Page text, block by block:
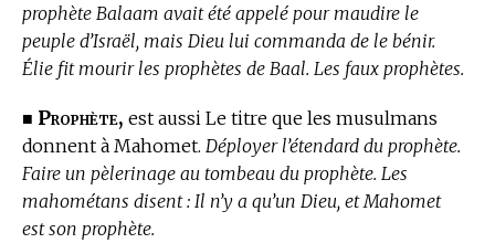
prophète Balaam avait été appelé pour maudire le
peuple d’Israël, mais Dieu lui commanda de le bénir.
Élie fit mourir les prophètes de Baal. Les faux prophètes.
■ Prophète, est aussi Le titre que les musulmans
donnent à Mahomet. Déployer l’étendard du prophète.
Faire un pèlerinage au tombeau du prophète. Les
mahométans disent : Il n’y a qu’un Dieu, et Mahomet
est son prophète.